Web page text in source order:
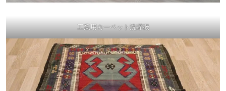
工業用カーペット洗濯機